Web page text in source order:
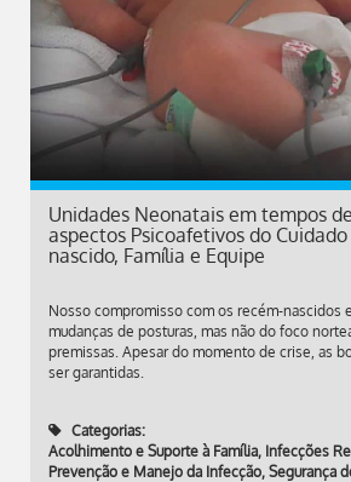
Unidades Neonatais em tempos
aspectos Psicoafetivos do
nascido, Família e Equipe
Nosso compromisso com os recém-nascidos
mudanças de posturas, mas não do foco
premissas. Apesar do momento de crise, as
ser garantidas.
Categorias:
Acolhimento e Suporte à Família, Infecções
Prevenção e Manejo da Infecção, Segurança